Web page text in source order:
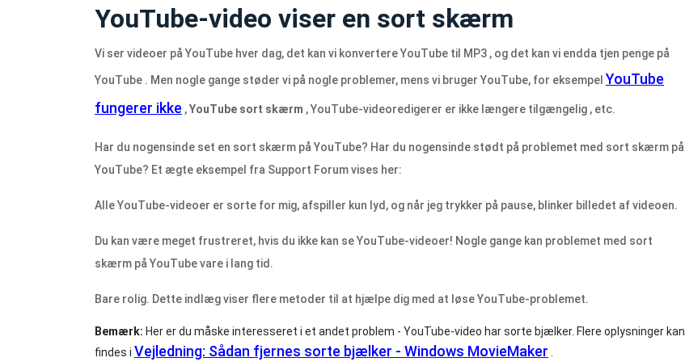
YouTube-video viser en sort skærm
Vi ser videoer på YouTube hver dag, det kan vi konvertere YouTube til MP3 , og det kan vi endda tjen penge på
YouTube . Men nogle gange støder vi på nogle problemer, mens vi bruger YouTube, for eksempel YouTube
fungerer ikke ,YouTube sort skærm , YouTube-videoredigerer er ikke længere tilgængelig , etc.
Har du nogensinde set en sort skærm på YouTube? Har du nogensinde stødt på problemet med sort skærm på
YouTube? Et ægte eksempel fra Support Forum vises her:
Alle YouTube-videoer er sorte for mig, afspiller kun lyd, og når jeg trykker på pause, blinker billedet af videoen.
Du kan være meget frustreret, hvis du ikke kan se YouTube-videoer! Nogle gange kan problemet med sort
skærm på YouTube vare i lang tid.
Bare rolig. Dette indlæg viser flere metoder til at hjælpe dig med at løse YouTube-problemet.
Bemærk: Her er du måske interesseret i et andet problem - YouTube-video har sorte bjælker. Flere oplysninger kan
findes i Vejledning: Sådan fjernes sorte bjælker - Windows MovieMaker